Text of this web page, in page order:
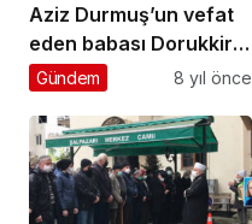
Aziz Durmuş’un vefat
eden babası Dorukkiriş
Mahallesi’nde toprağa
Gündem 8 yıl önce